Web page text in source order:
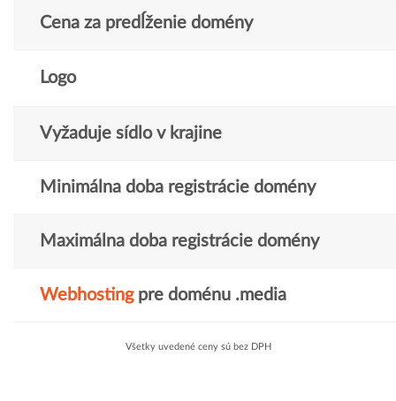
Cena za predĺženie domény
Logo
Vyžaduje sídlo v krajine
Minimálna doba registrácie domény
Maximálna doba registrácie domény
Webhostingpre doménu .media
Všetky uvedené ceny sú bez DPH